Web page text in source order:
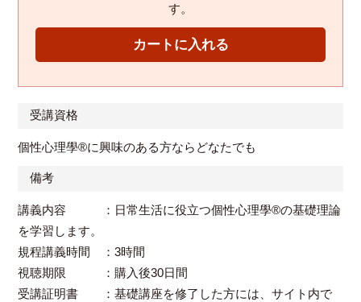
す。
受講資格
個性心理學®に興味のある方ならどなたでも
備考
講義内容 ：日常生活に役立つ個性心理學®の基礎理論
を学習します。
規程講義時間 ：3時間
視聴期限 ：購入後30日間
受講証明書 ：基礎講座を修了した方には、サイト内で